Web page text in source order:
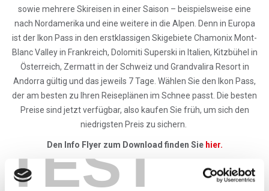
TEST
sowie mehrere Skireisen in einer Saison – beispielsweise eine
nach Nordamerika und eine weitere in die Alpen. Denn in Europa
ist der Ikon Pass in den erstklassigen Skigebiete Chamonix Mont-
Blanc Valley in Frankreich, Dolomiti Superski in Italien, Kitzbühel in
Österreich, Zermatt in der Schweiz und Grandvalira Resort in
Andorra gültig und das jeweils 7 Tage. Wählen Sie den Ikon Pass,
der am besten zu Ihren Reiseplänen im Schnee passt. Die besten
Preise sind jetzt verfügbar, also kaufen Sie früh, um sich den
niedrigsten Preis zu sichern.
Den Info Flyer zum Download finden Sie hier.